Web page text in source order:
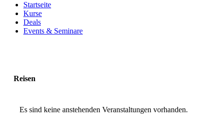
Startseite
Kurse
Deals
Events & Seminare
Reisen
Es sind keine anstehenden Veranstaltungen vorhanden.